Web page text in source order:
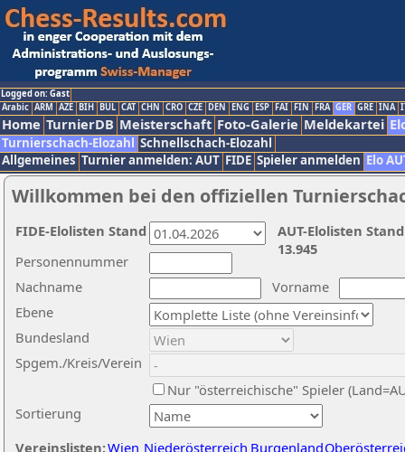
Logged on: Gast
Arabic ARM AZE BIH BUL CAT CHN CRO CZE DEN ENG ESP FAI FIN FRA GER GRE INA
Home TurnierDB Meisterschaft Foto-Galerie Meldekartei
Turnierschach-Elozahl Schnellschach-Elozahl
Allgemeines Turnier anmelden: AUT FIDE Spieler anmelden Elo
Willkommen bei den offiziellen
Nachname
Vorname
Ebene
Sortierung
Personennummer
Bundesland
Spgem./Kreis/Verein
Nur "österreichische" Spieler
Vereinslisten:Wien Niederösterreich Burgenland
AUT-Elolisten
13.945
FIDE-Elolisten Stand